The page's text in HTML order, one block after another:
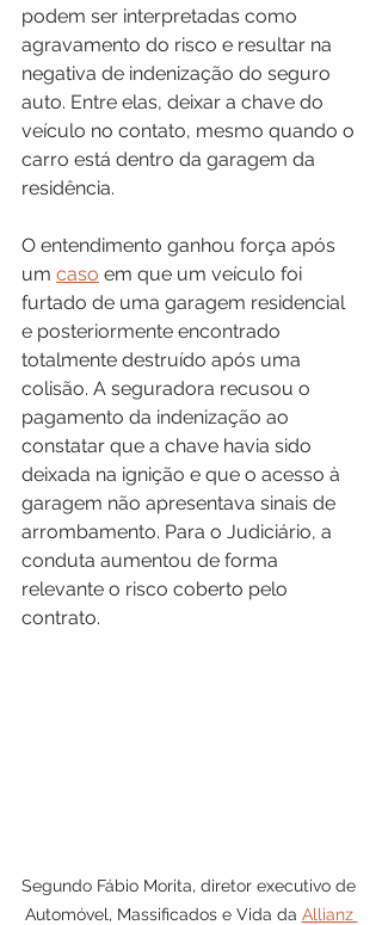
podem ser interpretadas como
agravamento do risco e resultar na
negativa de indenização do seguro
auto. Entre elas, deixar a chave do
veículo no contato, mesmo quando o
carro está dentro da garagem da
residência.
O entendimento ganhou força após
um caso em que um veículo foi
furtado de uma garagem residencial
e posteriormente encontrado
totalmente destruído após uma
colisão. A seguradora recusou o
pagamento da indenização ao
constatar que a chave havia sido
deixada na ignição e que o acesso à
garagem não apresentava sinais de
arrombamento. Para o Judiciário, a
conduta aumentou de forma
relevante o risco coberto pelo
contrato.
Segundo Fábio Morita, diretor executivo de
Automóvel, Massificados e Vida da Allianz